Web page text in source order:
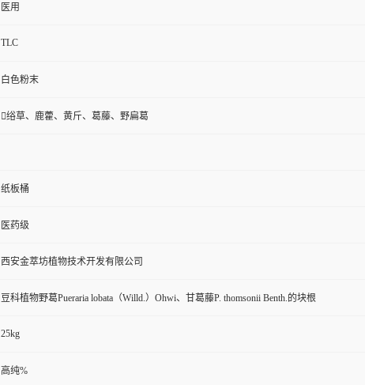
医用
TLC
白色粉末
绤草、鹿藿、黄斤、葛藤、野扁葛
纸板桶
医药级
西安金萃坊植物技术开发有限公司
豆科植物野葛Pueraria lobata（Willd.）Ohwi、甘葛藤P. thomsonii Benth.的块根
25kg
高纯%